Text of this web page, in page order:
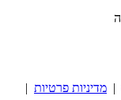
| מדיניות פרטיות |